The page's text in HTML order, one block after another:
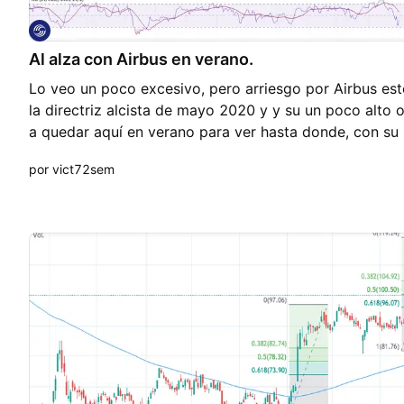
Al alza con Airbus en verano.
Lo veo un poco excesivo, pero arriesgo por Airbus
la directriz alcista de mayo 2020 y y su un poco alto
a quedar aquí en verano para ver hasta donde, con
por vict72sem